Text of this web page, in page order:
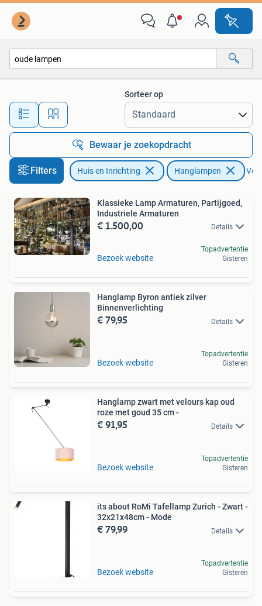
Alle afstanden…
Sorteer op
Bewaar je zoekopdracht
Filters Huis en Inrichting Hanglampen
Klassieke Lamp Armaturen, Partijgoed,
Industriele Armaturen
€ 1.500,00 Details
Bezoek website
Topadvertentie
Gisteren
Hanglamp Byron antiek zilver
Binnenverlichting
€ 79,95 Details
Bezoek website
Topadvertentie
Gisteren
Hanglamp zwart met velours kap oud
roze met goud 35 cm -
€ 91,95 Details
Bezoek website
Topadvertentie
Gisteren
its about RoMi Tafellamp Zurich - Zwart -
32x21x48cm - Mode
€ 79,99 Details
Bezoek website
Topadvertentie
Gisteren